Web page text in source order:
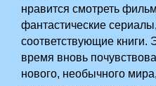
нравится смотреть
фантастические
соответствующие книги.
время вновь
нового, необычного